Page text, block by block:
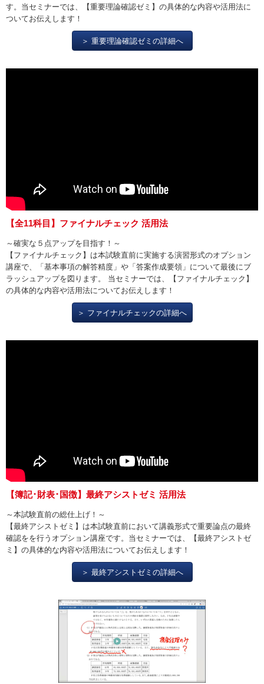
す。当セミナーでは、【重要理論確認ゼミ】の具体的な内容や活用法に
ついてお伝えします！
＞ 重要理論確認ゼミの詳細へ
【全11科目】ファイナルチェック 活用法
～確実な５点アップを目指す！～
【ファイナルチェック】は本試験直前に実施する演習形式のオプション
講座で、「基本事項の解答精度」や「答案作成要領」について最後にブ
ラッシュアップを図ります。 当セミナーでは、【ファイナルチェック】
の具体的な内容や活用法についてお伝えします！
＞ ファイナルチェックの詳細へ
【簿記･財表･国徴】最終アシストゼミ 活用法
～本試験直前の総仕上げ！～
【最終アシストゼミ】は本試験直前において講義形式で重要論点の最終
確認をを行うオプション講座です。当セミナーでは、【最終アシストゼ
ミ】の具体的な内容や活用法についてお伝えします！
＞ 最終アシストゼミの詳細へ